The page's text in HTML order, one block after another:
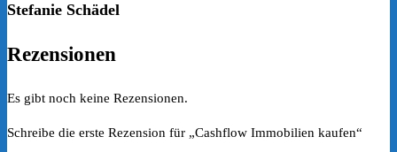
Stefanie Schädel
Rezensionen
Es gibt noch keine Rezensionen.
Schreibe die erste Rezension für „Cashflow Immobilien kaufen“